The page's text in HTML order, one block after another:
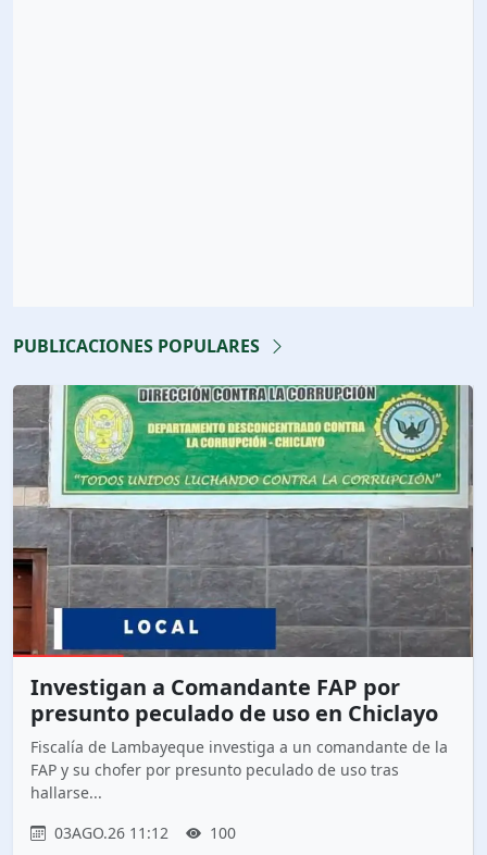
PUBLICACIONES POPULARES
Investigan a Comandante FAP por
presunto peculado de uso en Chiclayo
Fiscalía de Lambayeque investiga a un comandante de la
FAP y su chofer por presunto peculado de uso tras
hallarse...
03AGO.26 11:12
100